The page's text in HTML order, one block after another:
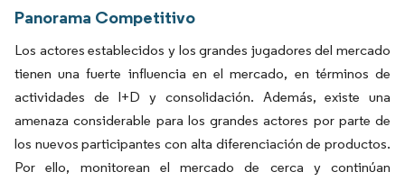
Panorama Competitivo
Los actores establecidos y los grandes jugadores del mercado
tienen una fuerte influencia en el mercado, en términos de
actividades de I+D y consolidación. Además, existe una
amenaza considerable para los grandes actores por parte de
los nuevos participantes con alta diferenciación de productos.
Por ello, monitorean el mercado de cerca y continúan